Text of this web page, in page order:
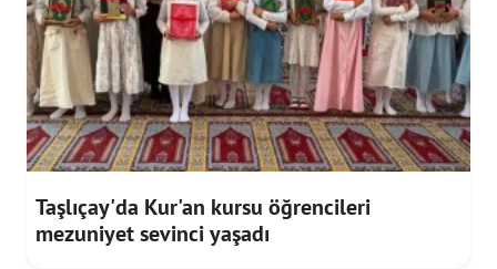
Taşlıçay'da Kur'an kursu öğrencileri
mezuniyet sevinci yaşadı